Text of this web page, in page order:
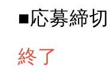
■応募締
終了